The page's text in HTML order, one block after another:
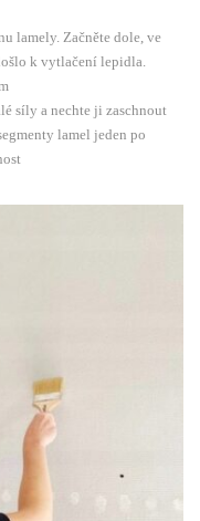
lamely. Začněte dole, ve
k vytlačení lepidla.
síly a nechte ji zaschnout
lamel jeden po